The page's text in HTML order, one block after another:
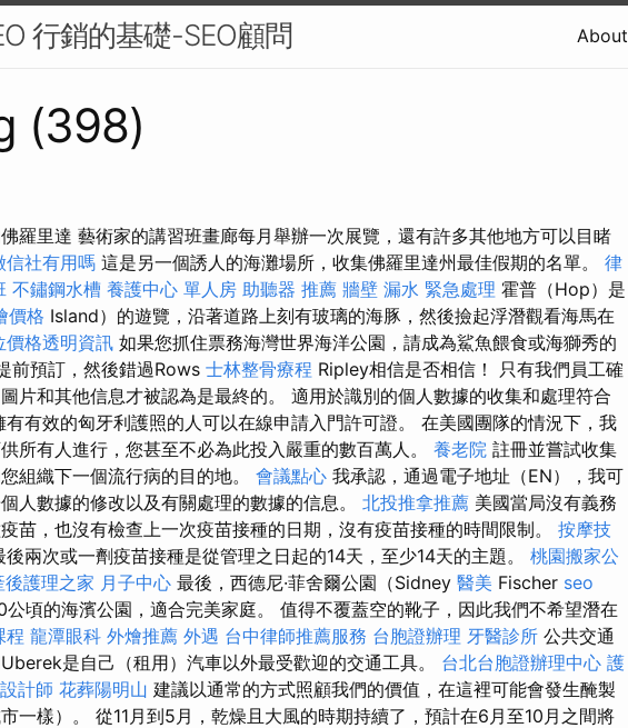
行銷的基礎-SEO顧問 About
(398)
羅里達 藝術家的講習班畫廊每月舉辦一次展覽，還有許多其他地方可以目睹
信社有用嗎 這是另一個誘人的海灘場所，收集佛羅里達州最佳假期的名單。 律
不鏽鋼水槽 養護中心 單人房 助聽器 推薦 牆壁 漏水 緊急處理 霍普（Hop）是
價格 Island）的遊覽，沿著道路上刻有玻璃的海豚，然後撿起浮潛觀看海馬在
價格透明資訊 如果您抓住票務海灣世界海洋公園，請成為鯊魚餵食或海獅秀的
前預訂，然後錯過Rows 士林整骨療程 Ripley相信是否相信！ 只有我們員工確
片和其他信息才被認為是最終的。 適用於識別的個人數據的收集和處理符合
有效的匈牙利護照的人可以在線申請入門許可證。 在美國團隊的情況下，我
所有人進行，您甚至不必為此投入嚴重的數百萬人。 養老院 註冊並嘗試收集
組織下一個流行病的目的地。 會議點心 我承認，通過電子地址（EN），我可
人數據的修改以及有關處理的數據的信息。 北投推拿推薦 美國當局沒有義務
苗，也沒有檢查上一次疫苗接種的日期，沒有疫苗接種的時間限制。 按摩技
兩次或一劑疫苗接種是從管理之日起的14天，至少14天的主題。 桃園搬家公
後護理之家 月子中心 最後，西德尼·菲舍爾公園（Sidney 醫美 Fischer seo
公頃的海濱公園，適合完美家庭。 值得不覆蓋空的靴子，因此我們不希望潛在
程 龍潭眼科 外燴推薦 外遇 台中律師推薦服務 台胞證辦理 牙醫診所 公共交通
是自己（租用）汽車以外最受歡迎的交通工具。 台北台胞證辦理中心 護
設計師 花葬陽明山 建議以通常的方式照顧我們的價值，在這裡可能會發生醃製
市一樣）。 從11月到5月，乾燥且大風的時期持續了，預計在6月至10月之間將